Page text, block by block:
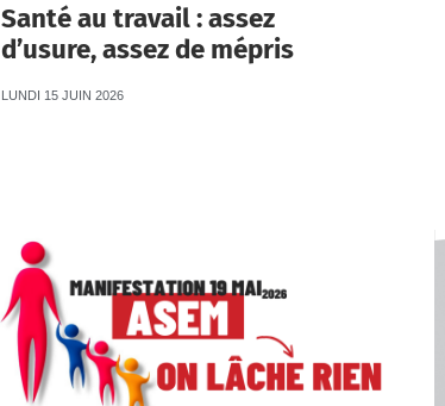
Santé au travail : assez
d’usure, assez de mépris
LUNDI 15 JUIN 2026